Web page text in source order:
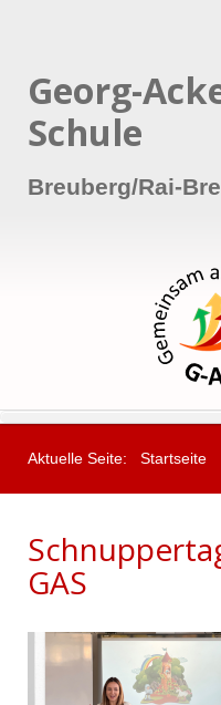
Georg-
Schule
Breuberg/Rai-
Aktuelle Seite: Startseite
GAS